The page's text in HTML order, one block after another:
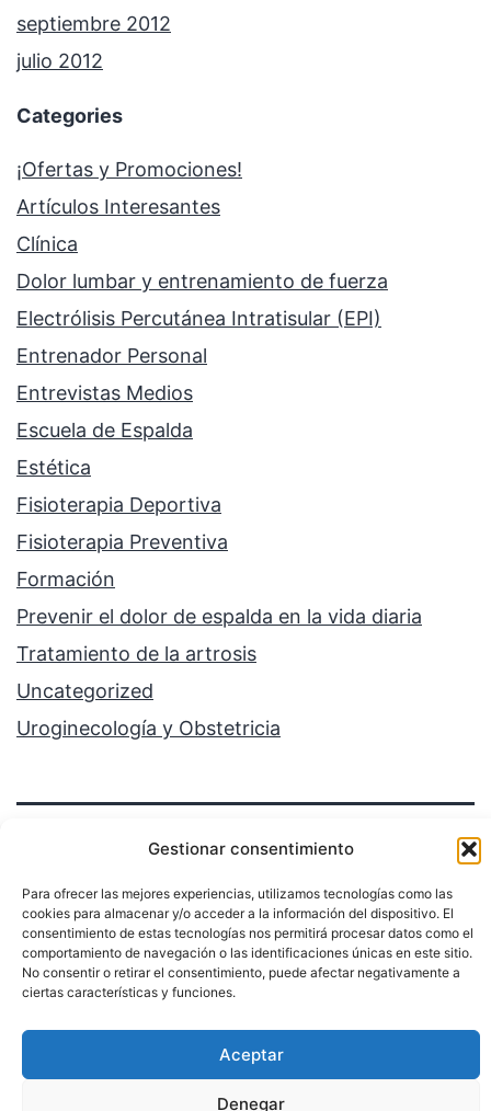
Gestionar consentimiento
Para ofrecer las mejores experiencias, utilizamos tecnologías como las
cookies para almacenar y/o acceder a la información del dispositivo. El
consentimiento de estas tecnologías nos permitirá procesar datos como el
comportamiento de navegación o las identificaciones únicas en este sitio.
No consentir o retirar el consentimiento, puede afectar negativamente a
ciertas características y funciones.
Aceptar
Denegar
septiembre 2012
julio 2012
Categories
¡Ofertas y Promociones!
Artículos Interesantes
Clínica
Dolor lumbar y entrenamiento de fuerza
Electrólisis Percutánea Intratisular (EPI)
Entrenador Personal
Entrevistas Medios
Escuela de Espalda
Estética
Fisioterapia Deportiva
Fisioterapia Preventiva
Formación
Prevenir el dolor de espalda en la vida diaria
Tratamiento de la artrosis
Uncategorized
Uroginecología y Obstetricia
Política de privacidad
Funciona gracias aWordPress.